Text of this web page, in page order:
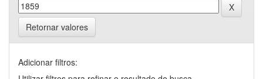
Retornar valores
Adicionar filtros: